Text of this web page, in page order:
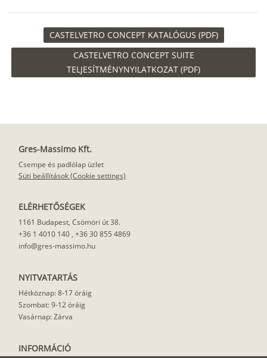
CASTELVETRO CONCEPT KATALÓGUS (PDF)
CASTELVETRO CONCEPT SUITE
TELJESÍTMÉNYNYILATKOZAT (PDF)
Gres-Massimo Kft.
Csempe és padlólap üzlet
Süti beállítások (Cookie settings)
ELÉRHETŐSÉGEK
1161 Budapest, Csömöri út 38.
+36 1 4010 140, +36 30 855 4869
info@gres-massimo.hu
NYITVATARTÁS
Hétköznap: 8-17 óráig
Szombat: 9-12 óráig
Vasárnap: Zárva
INFORMÁCIÓ